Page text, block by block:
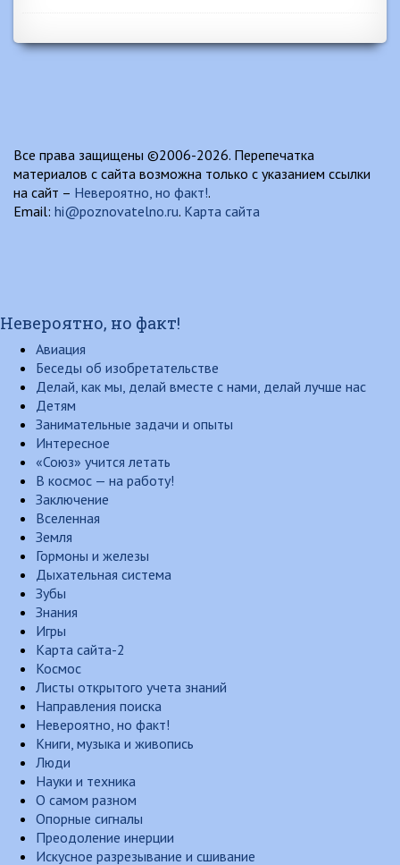
Все права защищены ©2006-2026. Перепечатка
материалов с сайта возможна только с указанием ссылки
на сайт – Невероятно, но факт!.
Email: hi@poznovatelno.ru. Карта сайта
Невероятно, но факт!
Авиация
Беседы об изобретательстве
Делай, как мы, делай вместе с нами, делай лучше нас
Детям
Занимательные задачи и опыты
Интересное
«Союз» учится летать
В космос — на работу!
Заключение
Вселенная
Земля
Гормоны и железы
Дыхательная система
Зубы
Знания
Игры
Карта сайта-2
Космос
Листы открытого учета знаний
Направления поиска
Невероятно, но факт!
Книги, музыка и живопись
Люди
Науки и техника
О самом разном
Опорные сигналы
Преодоление инерции
Искусное разрезывание и сшивание